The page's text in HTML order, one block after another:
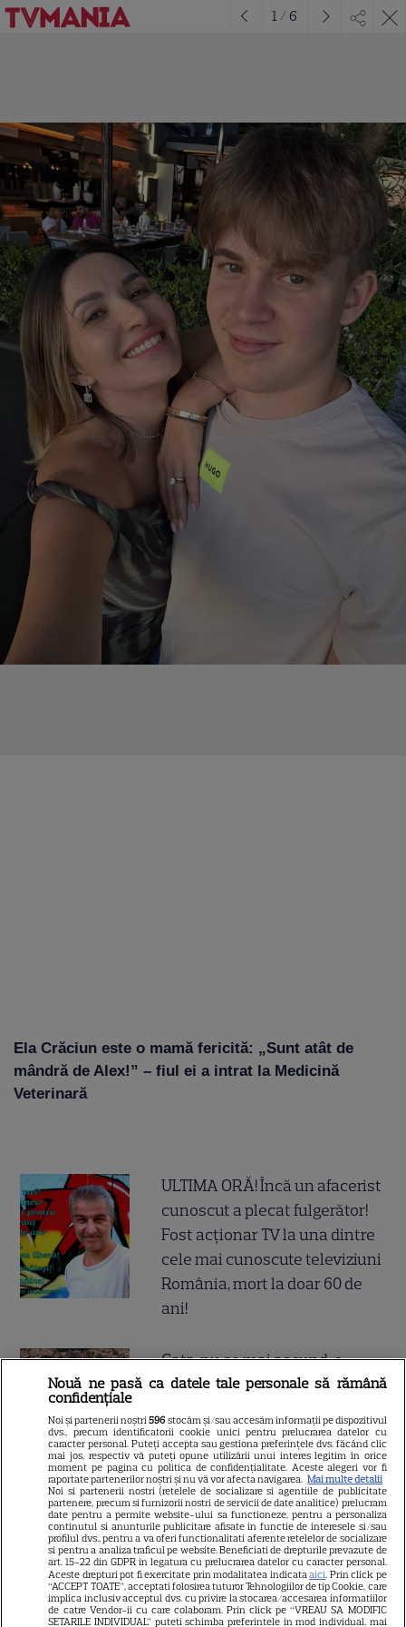
Ela Crăciun este o mamă fericită: „Sunt atât de
mândră de Alex!” – fiul ei a intrat la Medicină
Veterinară
1/ 6
ULTIMA ORĂ! Încă un afacerist
cunoscut a plecat fulgerător!
Fost acționar TV la una dintre
cele mai cunoscute televiziuni
România, mort la doar 60 de
ani!
Gata, nu se mai ascund, e
cuplul momentului în
strada ei, iar lui i-a pus
Dumnezeu mâna în cap!
Felicitări, să fiți fericiți! Că
frumoși sunteți!
Cătălin Crișan, gafă de
proporții după ce a anunțat că
s-a despărțit de iubită „Să mă
Nouă ne pasă ca datele tale personale să rămână
confidențiale
Noi și partenerii noștri596 stocăm și/sau accesăm informații pe dispozitivul
dvs., precum identificatorii cookie unici pentru prelucrarea datelor cu
caracter personal. Puteți accepta sau gestiona preferințele dvs. făcând clic
mai jos, respectiv vă puteți opune utilizării unui interes legitim în orice
moment pe pagina cu politica de confidențialitate. Aceste alegeri vor fi
raportate partenerilor noștri și nu vă vor afecta navigarea. Mai multe detalii
Noi si partenerii nostri (retelele de socializare si agentiile de publicitate
partenere, precum si furnizorii nostri de servicii de date analitice) prelucram
date pentru a permite website-ului sa functioneze, pentru a personaliza
continutul si anunturile publicitare afisate in functie de interesele si/sau
profilul dvs., pentru a va oferi functionalitati aferente retelelor de socializare
si pentru a analiza traficul pe website. Beneficiati de drepturile prevazute de
art. 15-22 din GDPR in legatura cu prelucrarea datelor cu caracter personal.
Aceste drepturi pot fi exercitate prin modalitatea indicataaici. Prin click pe
“ACCEPT TOATE”, acceptati folosirea tuturor Tehnologiilor de tip Cookie, care
implica inclusiv acceptul dvs. cu privire la stocarea/accesarea informatiilor
de catre Vendor-ii cu care colaboram. Prin click pe “VREAU SA MODIFIC
SETARILE INDIVIDUAL” puteti schimba preferintele in mod individual, mai